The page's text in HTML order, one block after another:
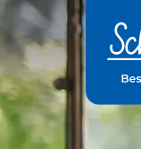
Zum
Hauptinhalt